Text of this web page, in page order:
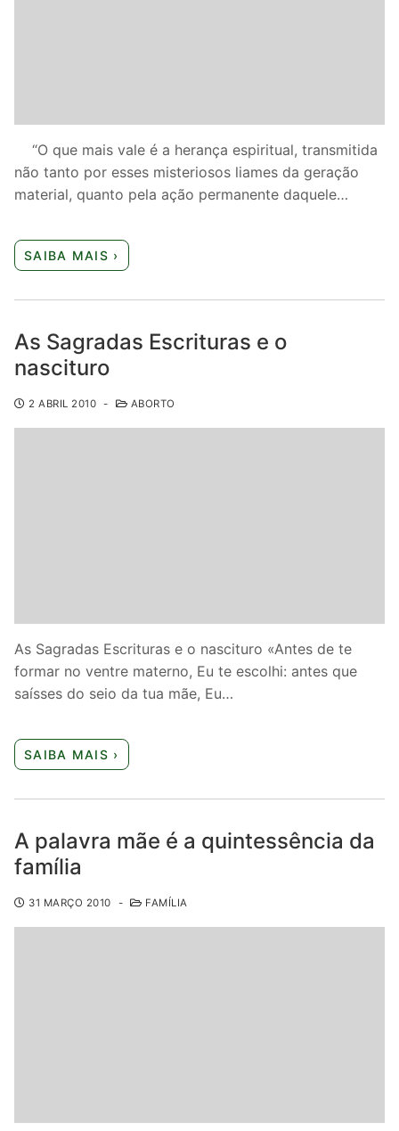
“O que mais vale é a herança espiritual, transmitida
não tanto por esses misteriosos liames da geração
material, quanto pela ação permanente daquele…
SAIBA MAIS ›
As Sagradas Escrituras e o
nascituro
2 ABRIL 2010 - ABORTO
As Sagradas Escrituras e o nascituro «Antes de te
formar no ventre materno, Eu te escolhi: antes que
saísses do seio da tua mãe, Eu…
SAIBA MAIS ›
A palavra mãe é a quintessência da
família
31 MARÇO 2010 - FAMÍLIA